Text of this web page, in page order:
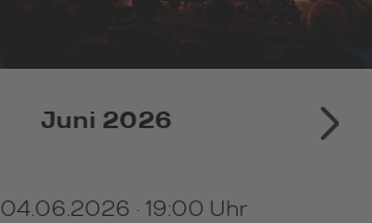
Mai 2026
Juni 2026
· 19:00 Uhr